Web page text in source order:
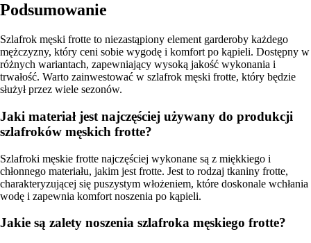
Podsumowanie
Szlafrok męski frotte to niezastąpiony element garderoby każdego
mężczyzny, który ceni sobie wygodę i komfort po kąpieli. Dostępny w
różnych wariantach, zapewniający wysoką jakość wykonania i
trwałość. Warto zainwestować w szlafrok męski frotte, który będzie
służył przez wiele sezonów.
Jaki materiał jest najczęściej używany do produkcji
szlafroków męskich frotte?
Szlafroki męskie frotte najczęściej wykonane są z miękkiego i
chłonnego materiału, jakim jest frotte. Jest to rodzaj tkaniny frotte,
charakteryzującej się puszystym włożeniem, które doskonale wchłania
wodę i zapewnia komfort noszenia po kąpieli.
Jakie są zalety noszenia szlafroka męskiego frotte?